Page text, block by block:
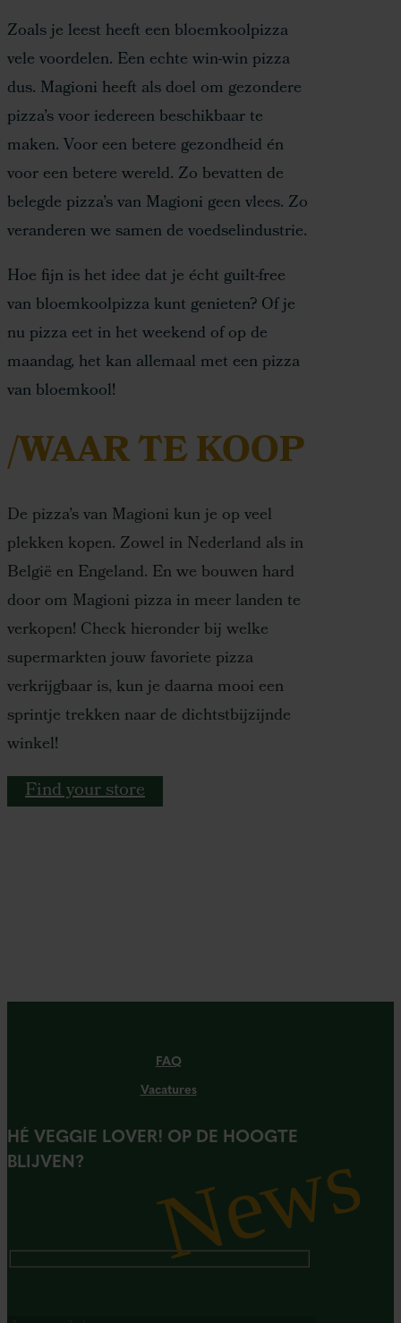
Zoals je leest heeft een bloemkoolpizza
vele voordelen. Een echte win-win pizza
dus. Magioni heeft als doel om gezondere
pizza’s voor iedereen beschikbaar te
maken. Voor een betere gezondheid én
voor een betere wereld. Zo bevatten de
belegde pizza’s van Magioni geen vlees. Zo
veranderen we samen de voedselindustrie.
Hoe fijn is het idee dat je écht guilt-free
van bloemkoolpizza kunt genieten? Of je
nu pizza eet in het weekend of op de
maandag, het kan allemaal met een pizza
van bloemkool!
/WAAR TE KOOP
De pizza’s van Magioni kun je op veel
plekken kopen. Zowel in Nederland als in
België en Engeland. En we bouwen hard
door om Magioni pizza in meer landen te
verkopen! Check hieronder bij welke
supermarkten jouw favoriete pizza
verkrijgbaar is, kun je daarna mooi een
sprintje trekken naar de dichtstbijzijnde
winkel!
Find your store
FAQ
Vacatures
HÉ VEGGIE LOVER! OP DE HOOGTE
BLIJVEN?
News